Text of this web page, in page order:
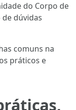
do Corpo de
dúvidas
comuns na
práticos e